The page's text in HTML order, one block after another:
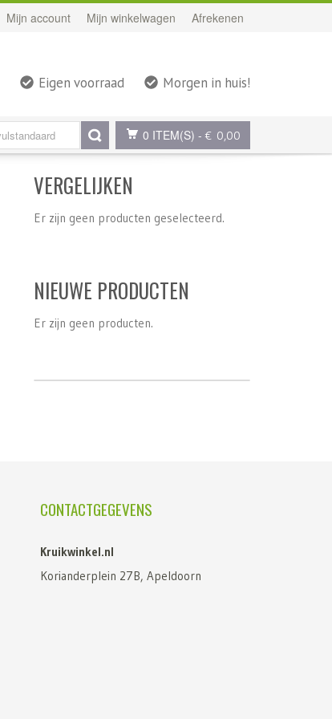
Mijn account Mijn winkelwagen Afrekenen
Eigen voorraad Morgen in huis!
0 ITEM(S) - € 0,00
VERGELIJKEN
Er zijn geen producten geselecteerd.
NIEUWE PRODUCTEN
Er zijn geen producten.
CONTACTGEGEVENS
Kruikwinkel.nl
Korianderplein 27B, Apeldoorn